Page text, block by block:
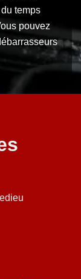
temps
pouvez